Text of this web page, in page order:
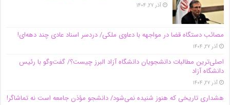
آذر ۲۷, ۱۴۰۴
مصائب دستگاه قضا در مواجهه با دعاوی ملکی/ دردسر اسناد عادی چند‌ دهه‌ای!
آذر ۲۷, ۱۴۰۴
اصلی‌ترین مطالبات دانشجویان دانشگاه آزاد البرز چیست؟/ گفت‌وگو با رئیس
دانشگاه آز‌اد
آذر ۲۷, ۱۴۰۴
هشداری تاریخی که هنوز شنیده نمی‌شود/ دانشجو مؤذن جامعه است نه تماشاگر!